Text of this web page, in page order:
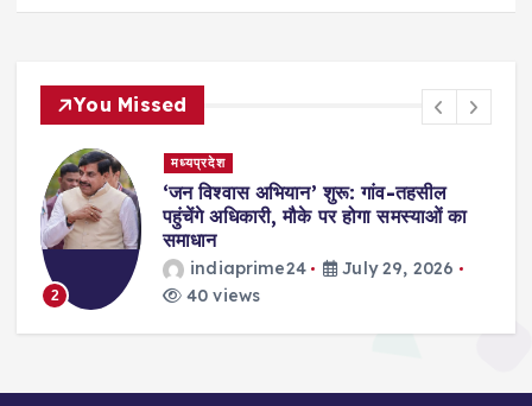
You Missed
2
मध्यप्रदेश
‘जन विश्वास अभियान’ शुरू: गांव-तहसील
पहुंचेंगे अधिकारी, मौके पर होगा समस्याओं का
समाधान
indiaprime24
July 29, 2026
40 views